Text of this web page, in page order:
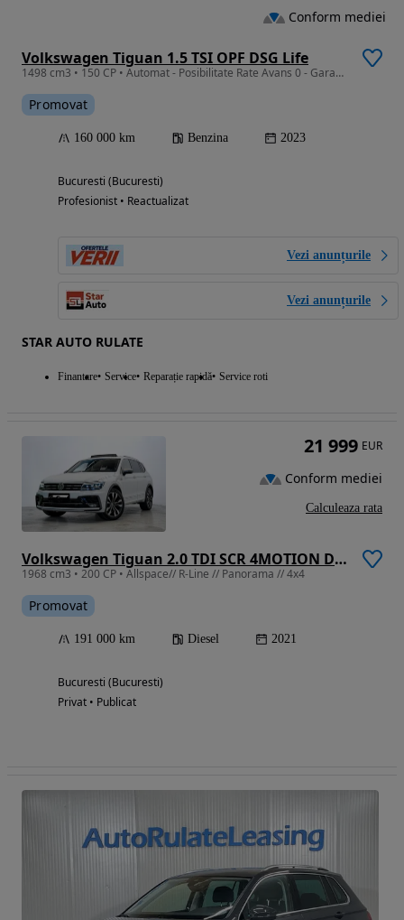
Volkswagen Tiguan 1.5 TSI OPF DSG Life
1498 cm3 • 150 CP • Automat - Posibilitate Rate Avans 0 - Garantie 12 Luni - IMPECABILA
Promovat
160 000 km Benzina 2023
Bucuresti (Bucuresti)
Profesionist • Reactualizat
Vezi anunțurile
Vezi anunțurile
STAR AUTO RULATE
Finantare Service Reparație rapidă Service roti
Conform mediei
Volkswagen Tiguan 2.0 TDI SCR 4MOTION DSG R-Line
1968 cm3 • 200 CP • Allspace// R-Line // Panorama // 4x4
Promovat
191 000 km Diesel 2021
Bucuresti (Bucuresti)
Privat • Publicat
21 999 EUR
Conform mediei
Calculeaza rata